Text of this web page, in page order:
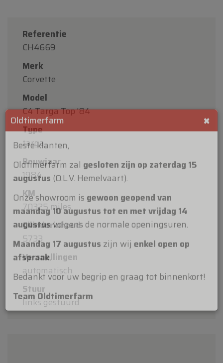
Referentie
CH4669
Merk
Corvette
Model
C4 Targa Top '84
Type
targa
Bouwjaar
1984
KM
70325 miles
Cilinderinhoud
5733
Versnellingen
automatisch
Stuur
links gestuurd
Oldtimerfarm
Beste klanten,
Oldtimerfarm zalgesloten zijn op zaterdag 15
augustus(O.L.V. Hemelvaart).
Onze showroom isgewoon geopend van
maandag 10 augustus tot en met vrijdag 14
augustusvolgens de normale openingsuren.
Maandag 17 augustuszijn wijenkel open op
afspraak
Bedankt voor uw begrip en graag tot binnenkort!